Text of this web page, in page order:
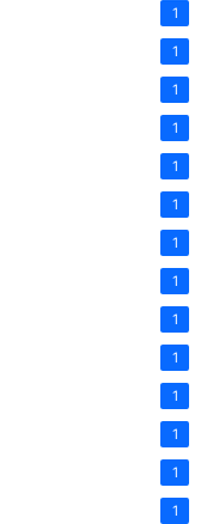
1
1
1
1
1
1
1
1
1
1
1
1
1
1